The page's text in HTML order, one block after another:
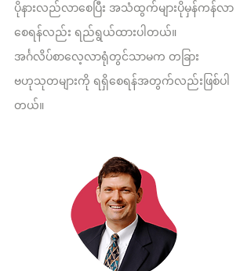
ပိုနားလည်လာစေပြီး အသံထွက်များပိုမှန်ကန်လာ
စေရန်လည်း ရည်ရွယ်ထားပါတယ်။
အင်္ဂလိပ်စာလေ့လာရုံတွင်သာမက တခြား
ဗဟုသုတများကို ရရှိစေရန်အတွက်လည်းဖြစ်ပါ
တယ်။